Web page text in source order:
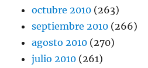
octubre 2010 (263)
septiembre 2010 (266)
agosto 2010 (270)
julio 2010 (261)